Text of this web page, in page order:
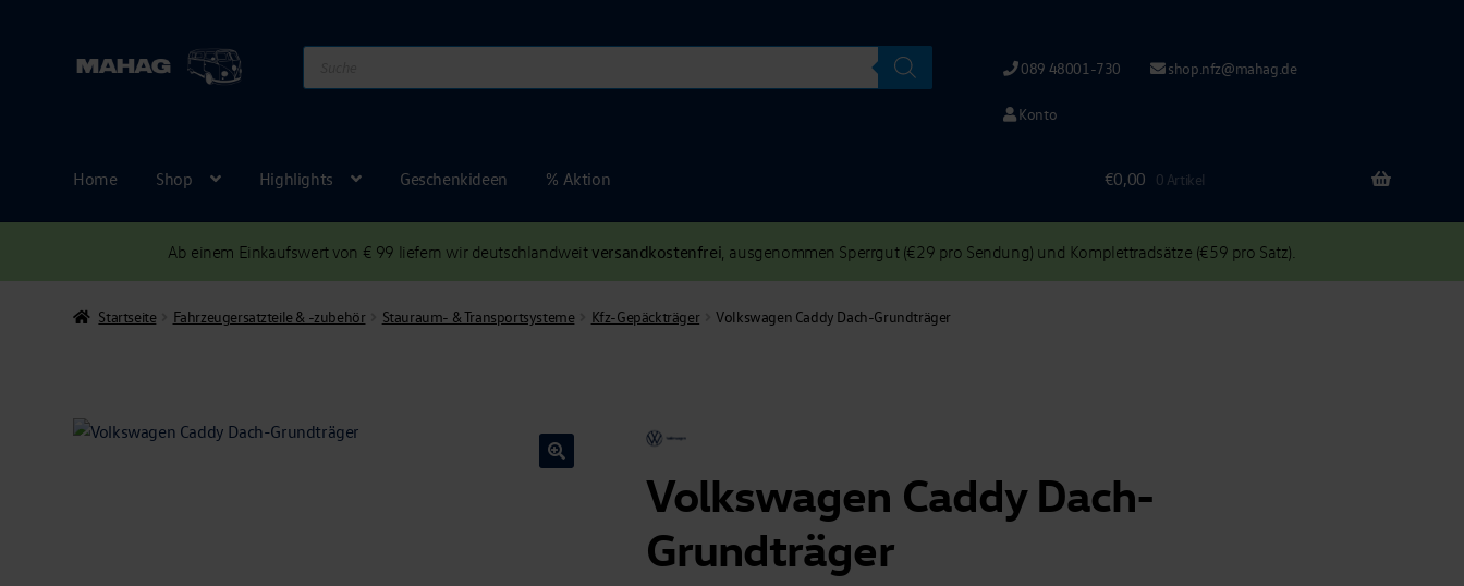
Products
089 48001-730 shop.nfz@mahag.de
Konto
Home Shop Highlights Geschenkideen % Aktion €0,00 0 Artikel
Ab einem Einkaufswert von € 99 liefern wir deutschlandweit versandkostenfrei , ausgenommen Sperrgut (€29 pro Sendung) und Komplettradsätze (€59 pro Satz).
Startseite Fahrzeugersatzteile & -zubehör Stauraum- & Transportsysteme Kfz-Gepäckträger Volkswagen Caddy Dach-Grundträger
Volkswagen Caddy Dach-
Grundträger